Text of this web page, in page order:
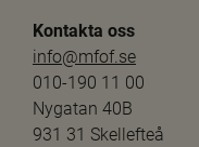
Kontakta oss
info@mfof.se
010-190 11 00
Nygatan 40B
931 31 Skellefteå